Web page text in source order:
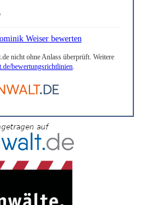
Weiser bewerten
nicht ohne Anlass überprüft. Weitere
bewertungsrichtlinien.